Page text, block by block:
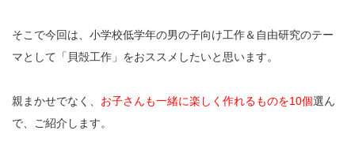
そこで今回は、小学校低学年の男の子向け工作＆自由研究のテー
マとして「貝殻工作」をおススメしたいと思います。
親まかせでなく、 お子さんも一緒に楽しく作れるものを10個選ん
で、ご紹介します。